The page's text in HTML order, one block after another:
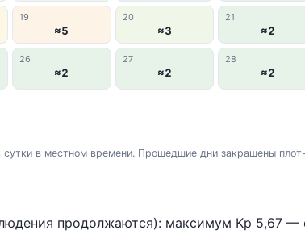
19
≈5
20
≈3
21
≈2
26
≈2
27
≈2
28
≈2
в местном времени. Прошедшие дни закрашены
продолжаются): максимум Kp 5,67 —